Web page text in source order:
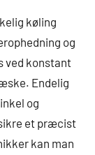
køling
og
ved konstant
Endelig
og
et præcist
kan man